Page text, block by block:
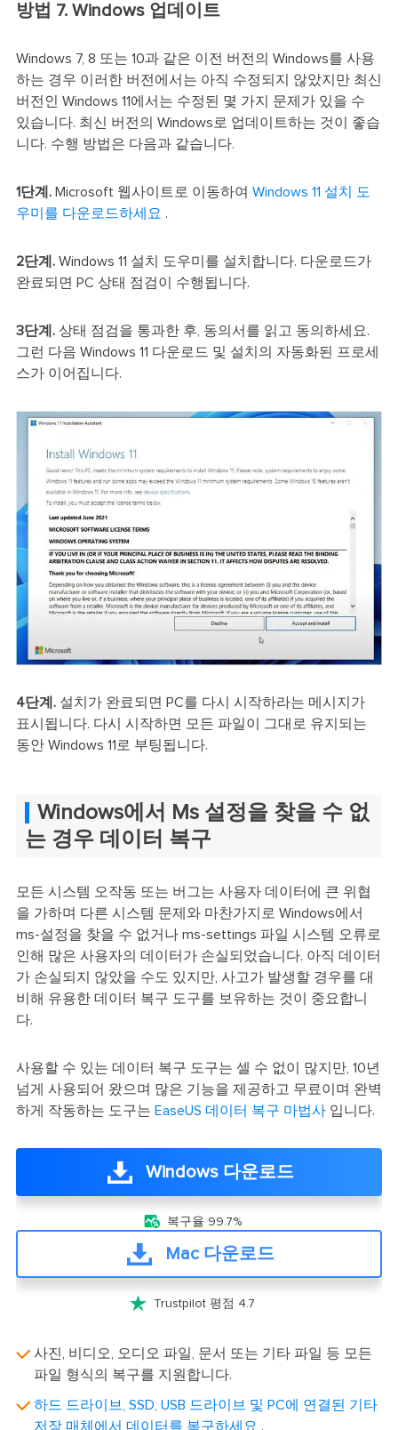
방법 7. Windows 업데이트
Windows 7, 8 또는 10과 같은 이전 버전의 Windows를 사용
하는 경우 이러한 버전에서는 아직 수정되지 않았지만 최신
버전인 Windows 11에서는 수정된 몇 가지 문제가 있을 수
있습니다. 최신 버전의 Windows로 업데이트하는 것이 좋습
니다. 수행 방법은 다음과 같습니다.
1단계.Microsoft 웹사이트로 이동하여 Windows 11 설치 도
우미를 다운로드하세요 .
2단계.Windows 11 설치 도우미를 설치합니다. 다운로드가
완료되면 PC 상태 점검이 수행됩니다.
3단계.상태 점검을 통과한 후, 동의서를 읽고 동의하세요.
그런 다음 Windows 11 다운로드 및 설치의 자동화된 프로세
스가 이어집니다.
4단계.설치가 완료되면 PC를 다시 시작하라는 메시지가
표시됩니다. 다시 시작하면 모든 파일이 그대로 유지되는
동안 Windows 11로 부팅됩니다.
Windows에서 Ms 설정을 찾을 수 없
는 경우 데이터 복구
모든 시스템 오작동 또는 버그는 사용자 데이터에 큰 위협
을 가하며 다른 시스템 문제와 마찬가지로 Windows에서
ms-설정을 찾을 수 없거나 ms-settings 파일 시스템 오류로
인해 많은 사용자의 데이터가 손실되었습니다. 아직 데이터
가 손실되지 않았을 수도 있지만, 사고가 발생할 경우를 대
비해 유용한 데이터 복구 도구를 보유하는 것이 중요합니
다.
사용할 수 있는 데이터 복구 도구는 셀 수 없이 많지만, 10년
넘게 사용되어 왔으며 많은 기능을 제공하고 무료이며 완벽
하게 작동하는 도구는 EaseUS 데이터 복구 마법사입니다.
Windows 다운로드
 복구율 99.7%
Mac 다운로드
 Trustpilot 평점 4.7
사진, 비디오, 오디오 파일, 문서 또는 기타 파일 등 모든
파일 형식의 복구를 지원합니다.
하드 드라이브, SSD, USB 드라이브 및 PC에 연결된 기타
저장 매체에서 데이터를 복구하세요 .